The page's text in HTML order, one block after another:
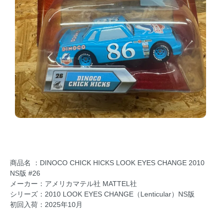
商品名 ：DINOCO CHICK HICKS LOOK EYES CHANGE 2010
NS版 #26
メーカー：アメリカマテル社 MATTEL社
シリーズ：2010 LOOK EYES CHANGE（Lenticular）NS版
初回入荷：2025年10月